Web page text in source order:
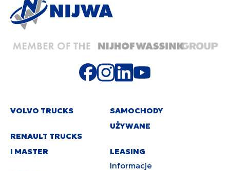
VOLVO TRUCKS
RENAULT TRUCKS
I MASTER
SAMOCHODY
UŻYWANE
LEASING
Informacje